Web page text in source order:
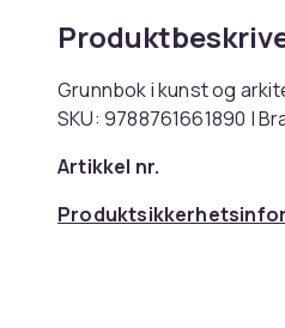
Grunnbok i kunst og
SKU: 9788761661890 |
Artikkel nr.